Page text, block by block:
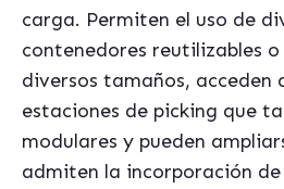
carga. Permiten el uso de
contenedores reutilizables
diversos tamaños, acceden
estaciones de picking que
modulares y pueden
admiten la incorporación